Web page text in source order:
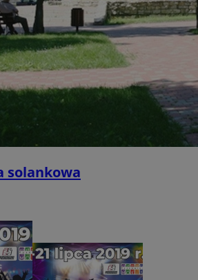
solankowa